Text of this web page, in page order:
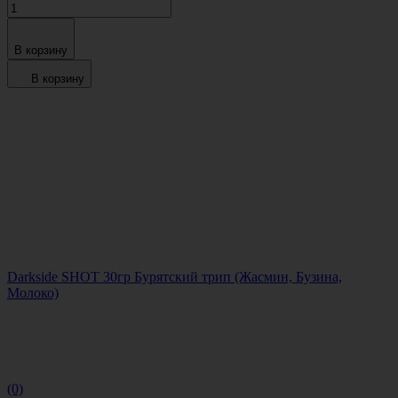
В корзину
В корзину
Darkside SHOT 30гр Бурятский трип (Жасмин, Бузина,
Молоко)
(0)